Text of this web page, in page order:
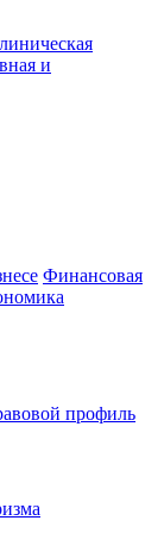
и
Финансовая
профиль